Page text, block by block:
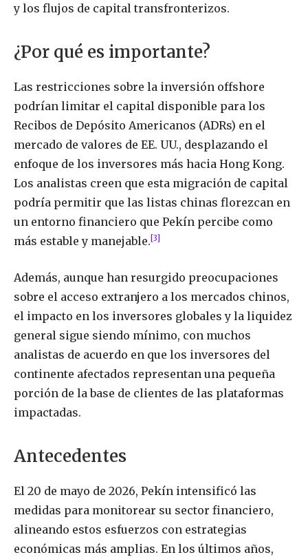
y los flujos de capital transfronterizos.
¿Por qué es importante?
Las restricciones sobre la inversión offshore
podrían limitar el capital disponible para los
Recibos de Depósito Americanos (ADRs) en el
mercado de valores de EE. UU., desplazando el
enfoque de los inversores más hacia Hong Kong.
Los analistas creen que esta migración de capital
podría permitir que las listas chinas florezcan en
un entorno financiero que Pekín percibe como
más estable y manejable. [3]
Además, aunque han resurgido preocupaciones
sobre el acceso extranjero a los mercados chinos,
el impacto en los inversores globales y la liquidez
general sigue siendo mínimo, con muchos
analistas de acuerdo en que los inversores del
continente afectados representan una pequeña
porción de la base de clientes de las plataformas
impactadas.
Antecedentes
El 20 de mayo de 2026, Pekín intensificó las
medidas para monitorear su sector financiero,
alineando estos esfuerzos con estrategias
económicas más amplias. En los últimos años,